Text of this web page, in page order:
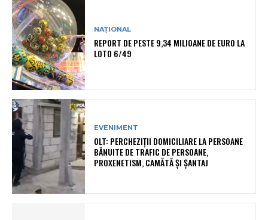
NAȚIONAL
REPORT DE PESTE 9,34 MILIOANE DE EURO LA
LOTO 6/49
EVENIMENT
OLT: PERCHEZIŢII DOMICILIARE LA PERSOANE
BĂNUITE DE TRAFIC DE PERSOANE,
PROXENETISM, CAMĂTĂ ŞI ŞANTAJ